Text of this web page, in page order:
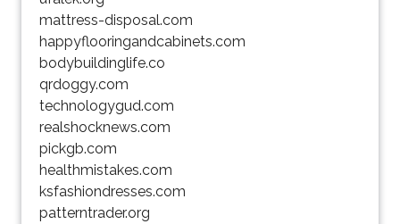
mattress-disposal.com
happyflooringandcabinets.com
bodybuildinglife.co
qrdoggy.com
technologygud.com
realshocknews.com
pickgb.com
healthmistakes.com
ksfashiondresses.com
patterntrader.org